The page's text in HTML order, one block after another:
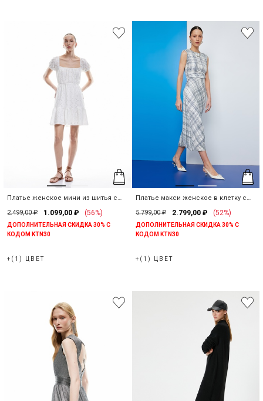
Платье женское мини из шитья с
2.499,00 ₽ 1.099,00 ₽ (56%)
ДОПОЛНИТЕЛЬНАЯ СКИДКА 30% С
КОДОМ KTN30
+(1) ЦВЕТ
Платье макси женское в клетку с
5.799,00 ₽ 2.799,00 ₽ (52%)
ДОПОЛНИТЕЛЬНАЯ СКИДКА 30% С
КОДОМ KTN30
+(1) ЦВЕТ